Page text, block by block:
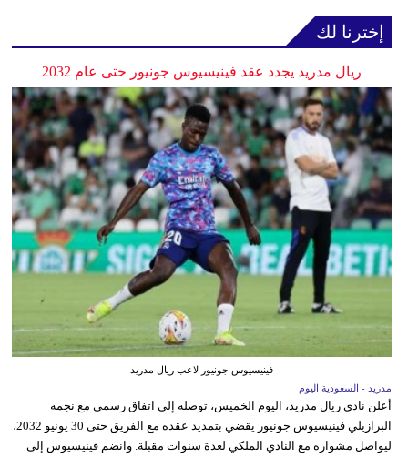
إخترنا لك
ريال مدريد يجدد عقد فينيسيوس جونيور حتى عام 2032
فينيسيوس جونيور لاعب ريال مدريد
مدريد - السعودية اليوم
أعلن نادي ريال مدريد، اليوم الخميس، توصله إلى اتفاق رسمي مع نجمه
البرازيلي فينيسيوس جونيور يقضي بتمديد عقده مع الفريق حتى 30 يونيو 2032،
ليواصل مشواره مع النادي الملكي لعدة سنوات مقبلة. وانضم فينيسيوس إلى